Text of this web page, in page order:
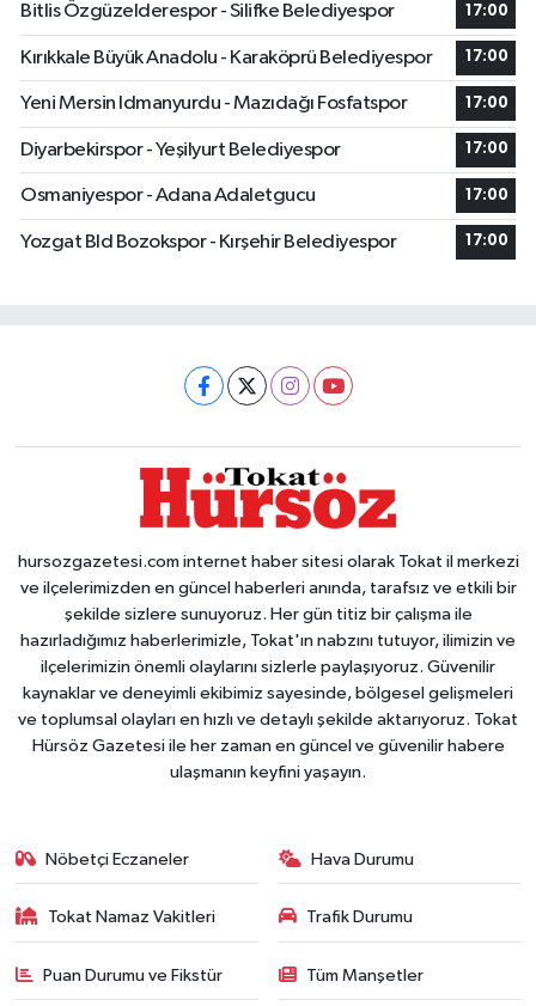
Bitlis Özgüzelderespor - Silifke Belediyespor 17:00
Kırıkkale Büyük Anadolu - Karaköprü Belediyespor 17:00
Yeni Mersin Idmanyurdu - Mazıdağı Fosfatspor 17:00
Diyarbekirspor - Yeşilyurt Belediyespor 17:00
Osmaniyespor - Adana Adaletgucu 17:00
Yozgat Bld Bozokspor - Kırşehir Belediyespor 17:00
hursozgazetesi.com internet haber sitesi olarak Tokat il merkezi
ve ilçelerimizden en güncel haberleri anında, tarafsız ve etkili bir
şekilde sizlere sunuyoruz. Her gün titiz bir çalışma ile
hazırladığımız haberlerimizle, Tokat'ın nabzını tutuyor, ilimizin ve
ilçelerimizin önemli olaylarını sizlerle paylaşıyoruz. Güvenilir
kaynaklar ve deneyimli ekibimiz sayesinde, bölgesel gelişmeleri
ve toplumsal olayları en hızlı ve detaylı şekilde aktarıyoruz. Tokat
Hürsöz Gazetesi ile her zaman en güncel ve güvenilir habere
ulaşmanın keyfini yaşayın.
Nöbetçi Eczaneler Hava Durumu
Tokat Namaz Vakitleri Trafik Durumu
Puan Durumu ve Fikstür Tüm Manşetler